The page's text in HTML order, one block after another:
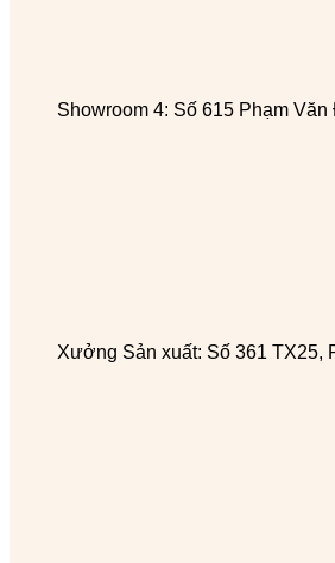
Showroom 4: Số 615 Phạm
Xưởng Sản xuất: Số 361 TX25,